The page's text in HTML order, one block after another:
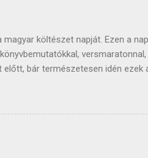
költészet napját. Ezen a
bár természetesen idén ezek
műveit nagyon sokan ismerik,
olyan embert, aki legalább
szavalják. Gazdag életműve a
is. Ismerjük rövid életének